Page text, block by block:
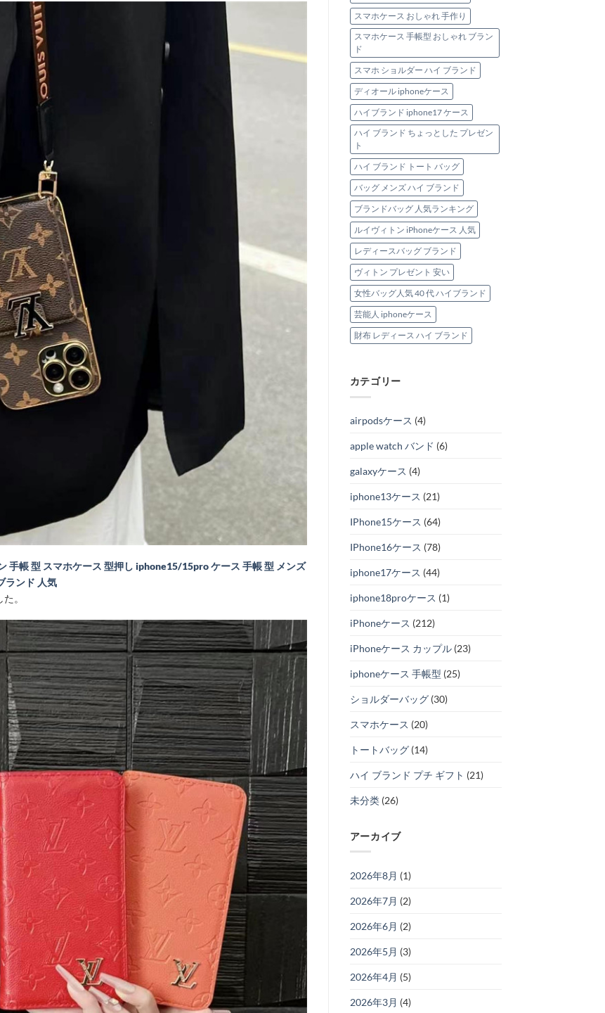
手帳 型 スマホケース 型押し iphone15/15pro ケース 手帳 型 メンズ
ランド 人気
。
スマホケース おしゃれ 手作り
スマホケース 手帳型 おしゃれ ブラン
ド
スマホ ショルダー ハイ ブランド
ディオール iphoneケース
ハイブランド iphone17 ケース
ハイ ブランド ちょっとした プレゼン
ト
ハイ ブランド トート バッグ
バッグ メンズ ハイ ブランド
ブランドバッグ 人気ランキング
ルイヴィトン iPhoneケース 人気
レディースバッグ ブランド
ヴィトン プレゼント 安い
女性バッグ人気 40 代 ハイブランド
芸能人 iphoneケース
財布 レディース ハイ ブランド
カテゴリー
airpodsケース (4)
apple watch バンド (6)
galaxyケース (4)
iphone13ケース (21)
IPhone15ケース (64)
IPhone16ケース (78)
iphone17ケース (44)
iphone18proケース (1)
iPhoneケース (212)
iPhoneケース カップル(23)
iphoneケース 手帳型 (25)
ショルダーバッグ(30)
スマホケース (20)
トートバッグ(14)
ハイ ブランド プチ ギフト (21)
未分类(26)
アーカイブ
2026年8月 (1)
2026年7月 (2)
2026年6月 (2)
2026年5月 (3)
2026年4月 (5)
2026年3月 (4)